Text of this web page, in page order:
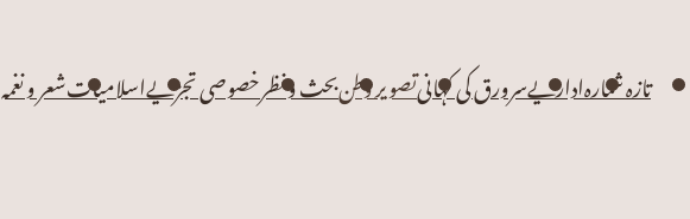
تازہ شمارہاداریےسرورق کی کہانیتصویر وطنبحث و نظرخصوصی تجزیےاسلامیاتشعر و نغمہ